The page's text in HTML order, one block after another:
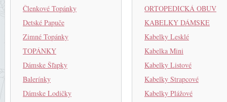
Členkové Topánky
Detské Papuče
Zimné Topánky
TOPÁNKY
Dámske Šľapky
Balerínky
Dámske Lodičky
ORTOPEDICKÁ OBUV
KABELKY DÁMSKE
Kabelky Lesklé
Kabelka Mini
Kabelky Listové
Kabelky Strapcové
Kabelky Plážové